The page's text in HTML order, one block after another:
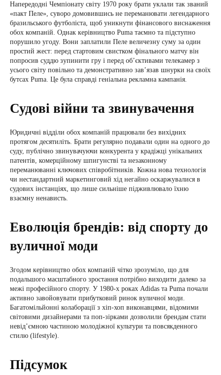
Напередодні Чемпіонату світу 1970 року брати уклали так званий
«пакт Пеле», суворо домовившись не переманювати легендарного
бразильського футболіста, щоб уникнути фінансового виснаження
обох компаній. Однак керівництво Puma таємно та підступно
порушило угоду. Вони заплатили Пеле величезну суму за один
простий жест: перед стартовим свистком фінального матчу він
попросив суддю зупинити гру і перед об’єктивами телекамер з
усього світу повільно та демонстративно зав’язав шнурки на своїх
бутсах Puma. Це була справді геніальна рекламна кампанія.
Судові війни та звинувачення
Юридичні відділи обох компаній працювали без вихідних
протягом десятиліть. Брати регулярно подавали один на одного до
суду, публічно звинувачуючи конкурента у крадіжці унікальних
патентів, комерційному шпигунстві та незаконному
переманюванні ключових співробітників. Кожна нова технологія
чи нестандартний маркетинговий хід негайно оскаржувалися в
судових інстанціях, що лише сильніше підживлювало їхню
взаємну ненависть.
Еволюція брендів: від спорту до
вуличної моди
Згодом керівництво обох компаній чітко зрозуміло, що для
подальшого масштабного зростання потрібно виходити далеко за
межі професійного спорту. У 1980-х роках Adidas та Puma почали
активно завойовувати прибутковий ринок вуличної моди.
Багатомільйонні колаборації з хіп-хоп виконавцями, відомими
світовими дизайнерами та поп-зірками дозволили брендам стати
невід’ємною частиною молодіжної культури та повсякденного
стилю (lifestyle).
Підсумок